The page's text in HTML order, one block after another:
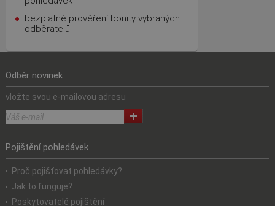
bezplatné prověření bonity vybraných
odběratelů
Odběr novinek
vložte svou e-mailovou adresu
Pojištění pohledávek
Proč pojišťovat pohledávky?
Jak to funguje?
Poskytovatelé pojištění